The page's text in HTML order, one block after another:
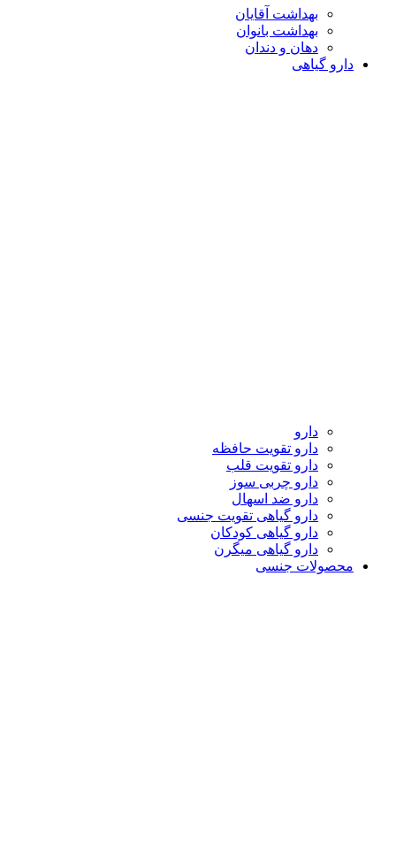
بهداشت آقایان
بهداشت بانوان
دهان و دندان
دارو گیاهی
دارو
دارو تقویت حافظه
دارو تقویت قلب
دارو چربی سوز
دارو ضد اسهال
دارو گیاهی تقویت جنسی
دارو گیاهی کودکان
دارو گیاهی میگرن
محصولات جنسی